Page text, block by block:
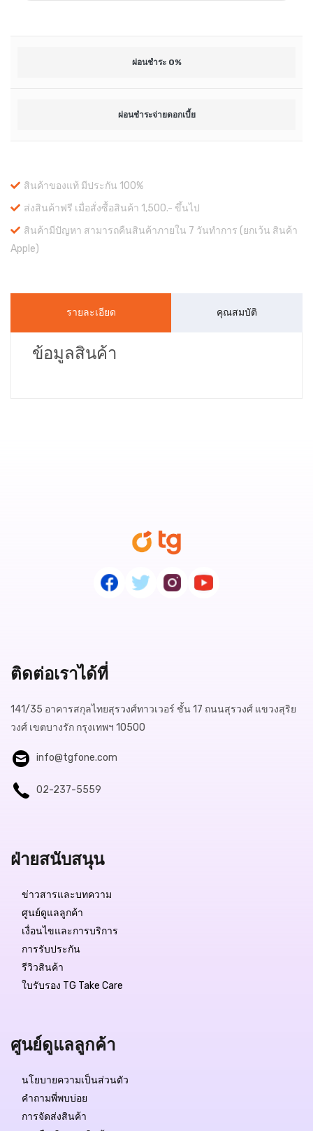
ผ่อนชำระ 0%
ผ่อนชำระจ่ายดอกเบี้ย
สินค้าของแท้ มีประกัน 100%
ส่งสินค้าฟรี เมื่อสั่งซื้อสินค้า 1,500.- ขึ้นไป
สินค้ามีปัญหา สามารถคืนสินค้าภายใน 7 วันทำการ (ยกเว้น สินค้า
Apple)
รายละเอียด คุณสมบัติ
ข้อมูลสินค้า
ติดต่อเราได้ที่
141/35 อาคารสกุลไทยสุรวงศ์ทาวเวอร์ ชั้น 17 ถนนสุรวงศ์ แขวงสุริย
วงศ์ เขตบางรัก กรุงเทพฯ 10500
info@tgfone.com
02-237-5559
ฝ่ายสนับสนุน
ข่าวสารและบทความ
ศูนย์ดูแลลูกค้า
เงื่อนไขและการบริการ
การรับประกัน
รีวิวสินค้า
ใบรับรอง TG Take Care
ศูนย์ดูแลลูกค้า
นโยบายความเป็นส่วนตัว
คำถามพี่พบบ่อย
การจัดส่งสินค้า